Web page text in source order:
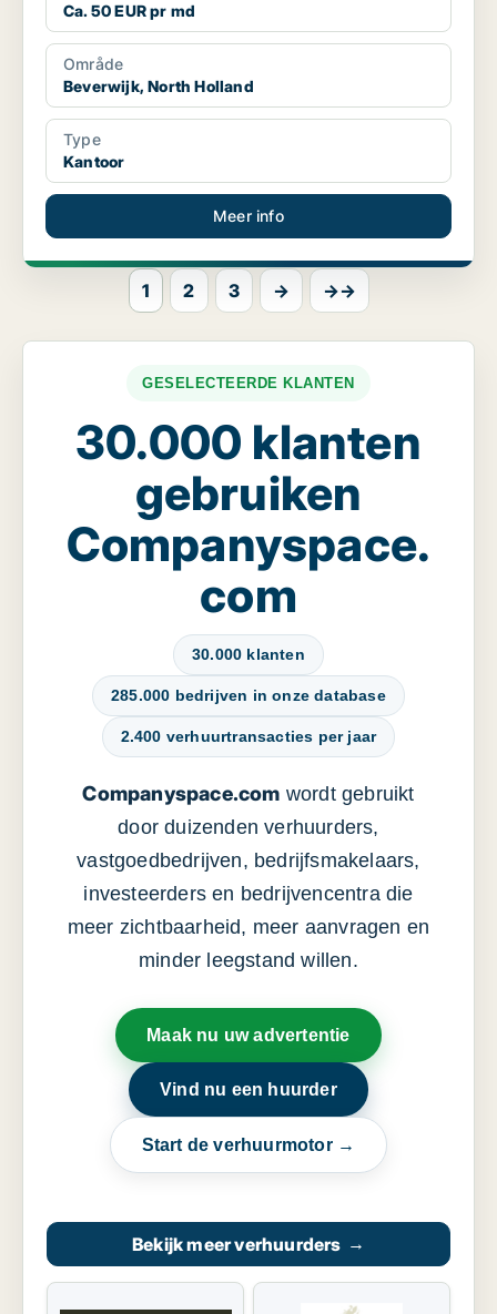
Ca. 50 EUR pr md
Område
Beverwijk, North Holland
Type
Kantoor
Meer info
1 2 3 → →→
GESELECTEERDE KLANTEN
30.000 klanten
gebruiken
Companyspace.
com
30.000 klanten
285.000 bedrijven in onze database
2.400 verhuurtransacties per jaar
Companyspace.com wordt gebruikt
door duizenden verhuurders,
vastgoedbedrijven, bedrijfsmakelaars,
investeerders en bedrijvencentra die
meer zichtbaarheid, meer aanvragen en
minder leegstand willen.
Maak nu uw advertentie
Vind nu een huurder
Start de verhuurmotor →
Bekijk meer verhuurders →